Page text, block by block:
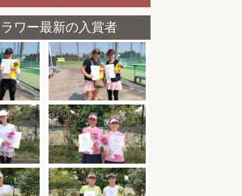
ワー最新の入賞者